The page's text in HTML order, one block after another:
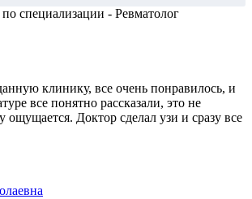
специализации - Ревматолог
клинику, все очень понравилось, и
все понятно рассказали, это не
ощущается. Доктор сделал узи и сразу все